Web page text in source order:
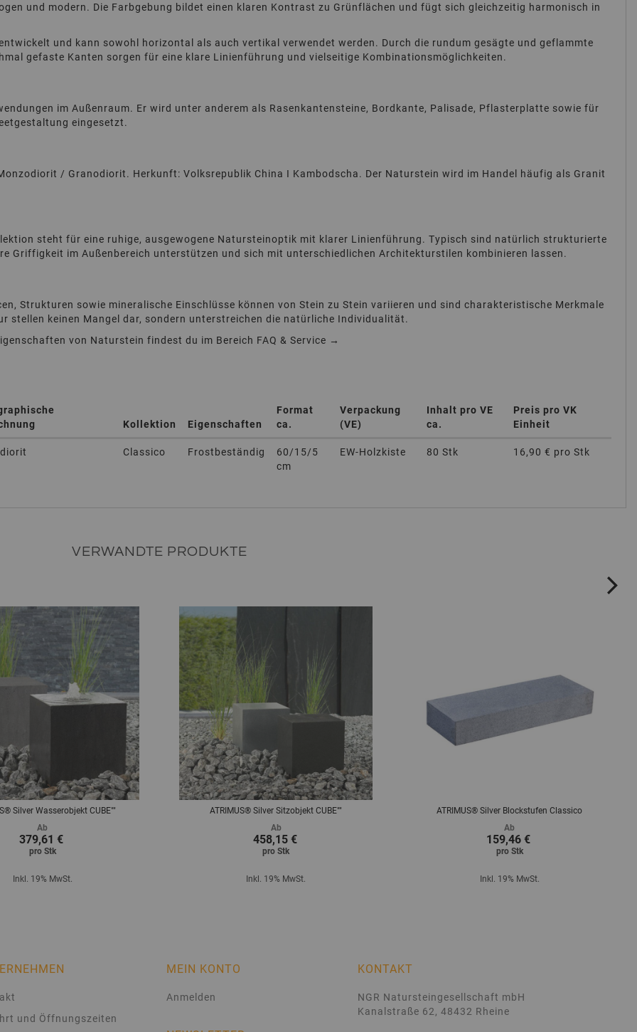
und modern. Die Farbgebung bildet einen klaren Kontrast zu Grünflächen und fügt sich gleichzeitig harmonisch in
und kann sowohl horizontal als auch vertikal verwendet werden. Durch die rundum gesägte und geflammte
gefaste Kanten sorgen für eine klare Linienführung und vielseitige Kombinationsmöglichkeiten.
im Außenraum. Er wird unter anderem als Rasenkantensteine, Bordkante, Palisade, Pflasterplatte sowie für
eingesetzt.
/ Granodiorit. Herkunft: Volksrepublik China I Kambodscha. Der Naturstein wird im Handel häufig als Granit
steht für eine ruhige, ausgewogene Natursteinoptik mit klarer Linienführung. Typisch sind natürlich strukturierte
Griffigkeit im Außenbereich unterstützen und sich mit unterschiedlichen Architekturstilen kombinieren lassen.
Strukturen sowie mineralische Einschlüsse können von Stein zu Stein variieren und sind charakteristische Merkmale
stellen keinen Mangel dar, sondern unterstreichen die natürliche Individualität.
von Naturstein findest du im Bereich FAQ & Service →
Kollektion Eigenschaften
Format
ca.
Verpackung
(VE)
Inhalt pro VE
ca.
Preis pro VK
Einheit
Classico Frostbeständig
60/15/5
cm
EW-Holzkiste 80 Stk 16,90 € pro Stk
VERWANDTE PRODUKTE
Silver Wasserobjekt CUBE""
Ab
379,61 €
pro Stk
Inkl. 19% MwSt.
ATRIMUS® Silver Sitzobjekt CUBE""
Ab
458,15 €
proStk
Inkl. 19% MwSt.
ATRIMUS® Silver Blockstufen Classico
Ab
159,46 €
pro Stk
Inkl. 19% MwSt.
und Öffnungszeiten
MEIN KONTO
Anmelden
KONTAKT
NGR Natursteingesellschaft mbH
Kanalstraße 62, 48432 Rheine